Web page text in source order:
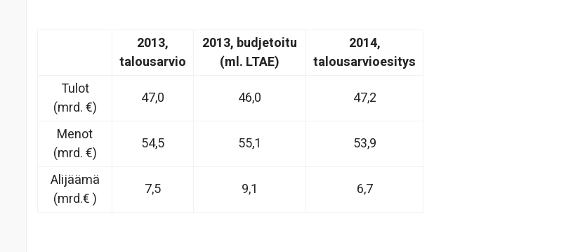
2013,
talousarvio
2013, budjetoitu
(ml. LTAE)
2014,
talousarvioesitys
Tulot
(mrd. €)
47,0 46,0
47,2
Menot
(mrd. €)
54,5 55,1
53,9
Alijäämä
(mrd.€ )
7,5 9,1 6,7